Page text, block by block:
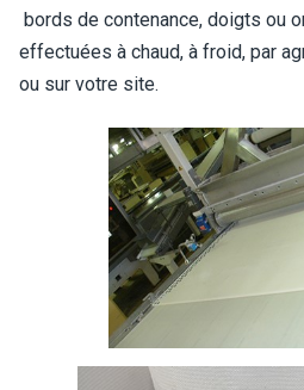
bords de contenance, doigts ou
effectuées à chaud, à froid, par
ou sur votre site.